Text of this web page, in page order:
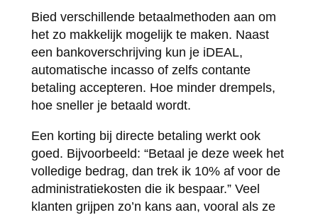
Bied verschillende betaalmethoden aan om
het zo makkelijk mogelijk te maken. Naast
een bankoverschrijving kun je iDEAL,
automatische incasso of zelfs contante
betaling accepteren. Hoe minder drempels,
hoe sneller je betaald wordt.
Een korting bij directe betaling werkt ook
goed. Bijvoorbeeld: “Betaal je deze week het
volledige bedrag, dan trek ik 10% af voor de
administratiekosten die ik bespaar.” Veel
klanten grijpen zo’n kans aan, vooral als ze